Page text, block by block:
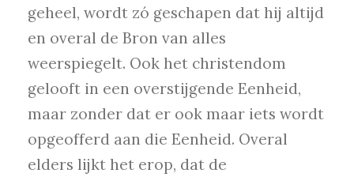
geheel, wordt zó geschapen dat hij altijd
en overal de Bron van alles
weerspiegelt. Ook het christendom
gelooft in een overstijgende Eenheid,
maar zonder dat er ook maar iets wordt
opgeofferd aan die Eenheid. Overal
elders lijkt het erop, dat de